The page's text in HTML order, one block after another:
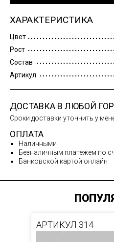
ХАРАКТЕРИСТИКА
Цвет
Рост
Состав
Артикул
ДОСТАВКА В ЛЮБОЙ
Сроки доставки уточнить у
ОПЛАТА
Наличными
Безналичным платежем по
Банковской картой онлайн
АРТИКУЛ 314